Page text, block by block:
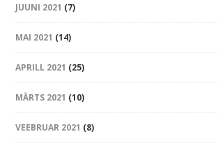
JUUNI 2021 (7)
MAI 2021 (14)
APRILL 2021 (25)
MÄRTS 2021 (10)
VEEBRUAR 2021 (8)